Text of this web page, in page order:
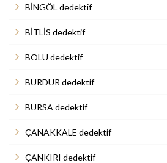
BİNGÖL dedektif
BİTLİS dedektif
BOLU dedektif
BURDUR dedektif
BURSA dedektif
ÇANAKKALE dedektif
ÇANKIRI dedektif